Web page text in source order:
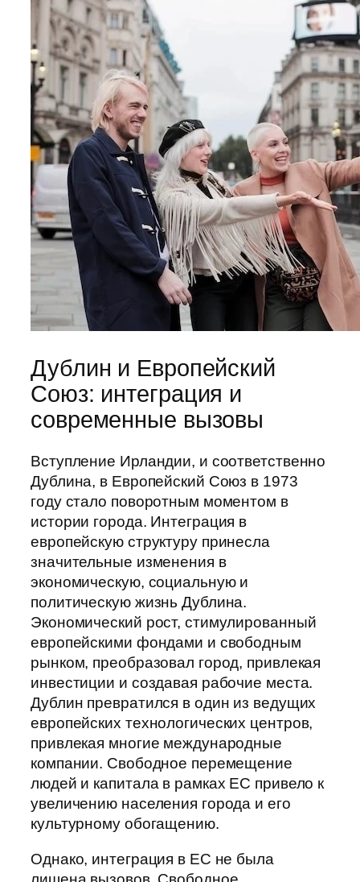
Дублин и Европейский
Союз: интеграция и
современные вызовы
Вступление Ирландии, и соответственно
Дублина, в Европейский Союз в 1973
году стало поворотным моментом в
истории города. Интеграция в
европейскую структуру принесла
значительные изменения в
экономическую, социальную и
политическую жизнь Дублина.
Экономический рост, стимулированный
европейскими фондами и свободным
рынком, преобразовал город, привлекая
инвестиции и создавая рабочие места.
Дублин превратился в один из ведущих
европейских технологических центров,
привлекая многие международные
компании. Свободное перемещение
людей и капитала в рамках ЕС привело к
увеличению населения города и его
культурному обогащению.
Однако, интеграция в ЕС не была